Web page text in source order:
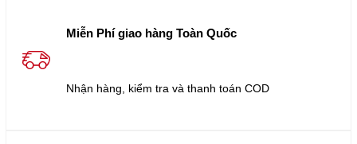
Miễn Phí giao hàng Toàn Quốc
Nhận hàng, kiểm tra và thanh toán COD